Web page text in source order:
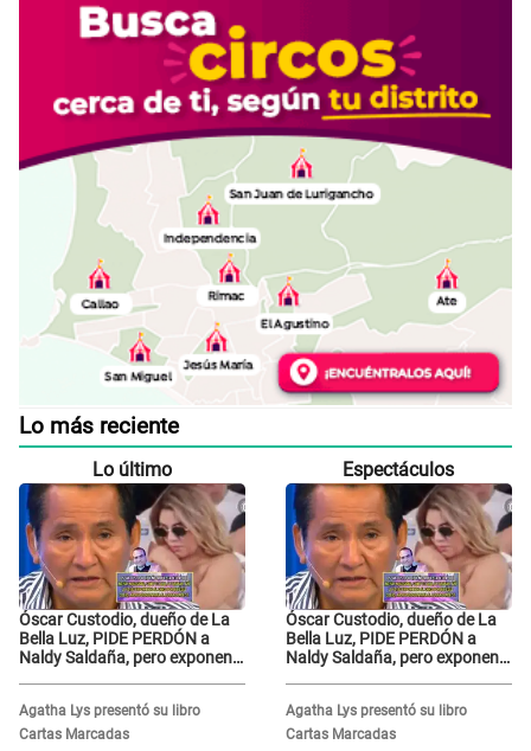
Lo más reciente
Lo último
Óscar Custodio, dueño de La
Bella Luz, PIDE PERDÓN a
Naldy Saldaña, pero exponen
grabar"
Agatha Lys presentó su libro
Cartas Marcadas
Espectáculos
Óscar Custodio, dueño de La
Bella Luz, PIDE PERDÓN a
Naldy Saldaña, pero exponen
grabar"
Agatha Lys presentó su libro
Cartas Marcadas